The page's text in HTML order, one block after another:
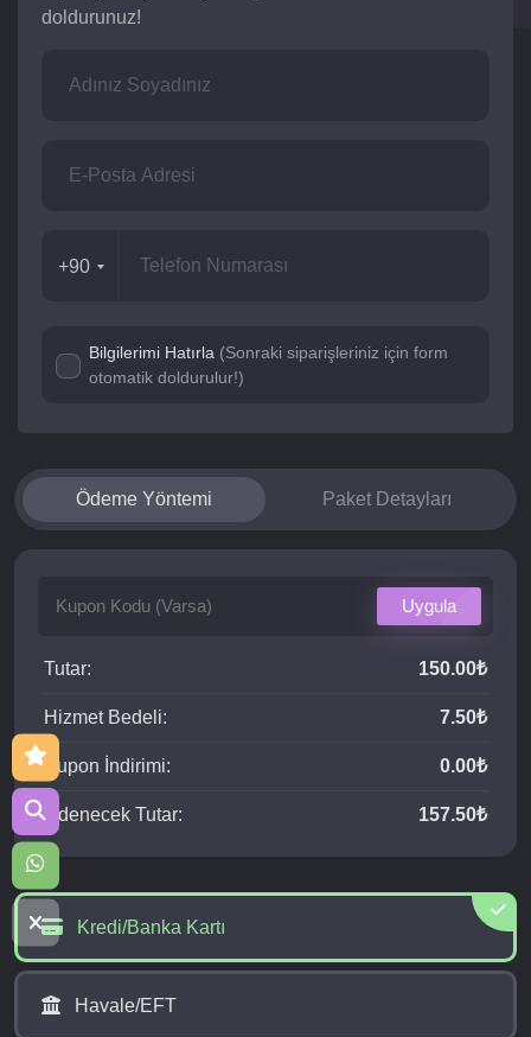
doldurunuz!
+90
Bilgilerimi Hatırla (Sonraki siparişleriniz için form
otomatik doldurulur!)
Ödeme Yöntemi Paket Detayları
Uygula
Tutar: 150.00₺
Hizmet Bedeli: 7.50₺
Kupon İndirimi: 0.00₺
Ödenecek Tutar: 157.50₺
Kredi/Banka Kartı
Havale/EFT